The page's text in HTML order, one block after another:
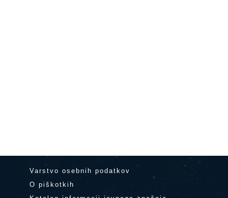
Varstvo osebnih podatkov
O piškotkih